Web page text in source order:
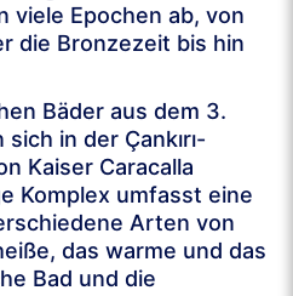
viele Epochen ab, von
die Bronzezeit bis hin
Bäder aus dem 3.
in der Çankırı-
Kaiser Caracalla
Komplex umfasst eine
Arten von
das warme und das
Bad und die